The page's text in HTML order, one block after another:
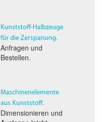
Kunststoff-Halbzeuge
für die Zerspanung.
Anfragen und
Bestellen.
Maschinenelemente
aus Kunststoff.
Dimensionieren und